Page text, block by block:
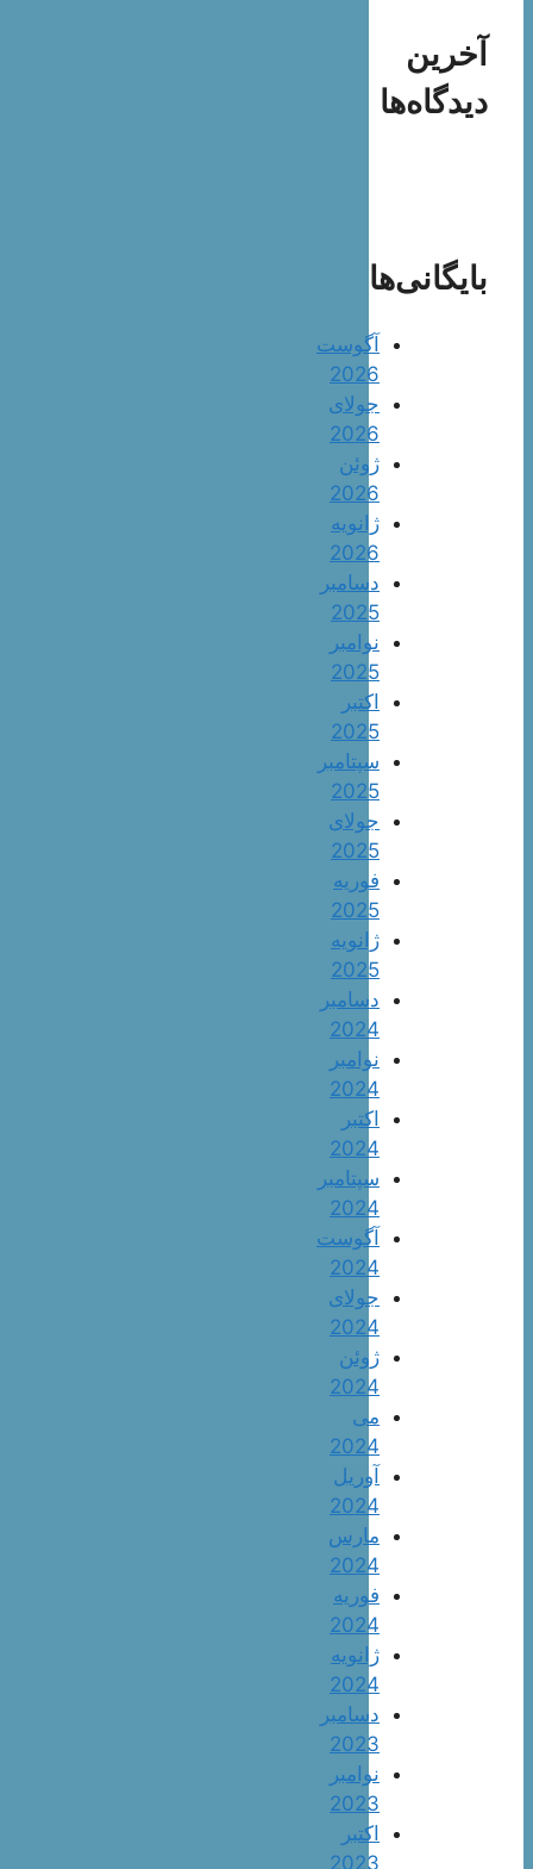
آخرین
دیدگاه‌ها
بایگانی‌ها
آگوست
2026
جولای
2026
ژوئن
2026
ژانویه
2026
دسامبر
2025
نوامبر
2025
اکتبر
2025
سپتامبر
2025
جولای
2025
فوریه
2025
ژانویه
2025
دسامبر
2024
نوامبر
2024
اکتبر
2024
سپتامبر
2024
آگوست
2024
جولای
2024
ژوئن
2024
می
2024
آوریل
2024
مارس
2024
فوریه
2024
ژانویه
2024
دسامبر
2023
نوامبر
2023
اکتبر
2023